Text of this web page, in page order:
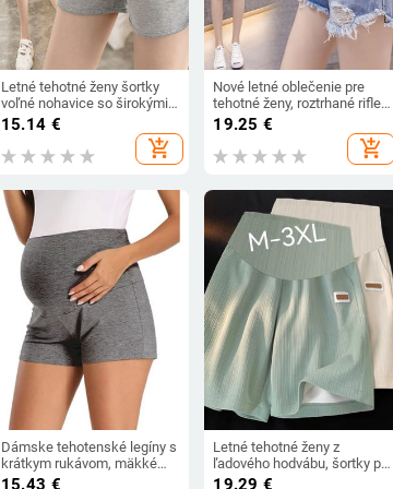
Letné tehotné ženy šortky
voľné nohavice so širokými
nohavicami pre mamičky,
nízky pás, jednofarebné
tehotenské bavlnené šortky
15.14 €
add_shopping_cart
Nové letné oblečenie pre
tehotné ženy, roztrhané rifle,
šortky, letné tehotné ženy,
tehotenské nohavice pre
19.25 €
add_shopping_cart
Dámske tehotenské legíny s
krátkym rukávom, mäkké
nastaviteľné pásy, tehotné
15.43 €
Letné tehotné ženy z
ľadového hodvábu, šortky po
kolená, plus veľkosť,
19.29 €